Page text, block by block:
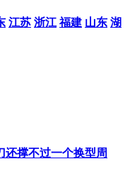
江苏 浙江 福建 山东 湖
还撑不过一个换型周